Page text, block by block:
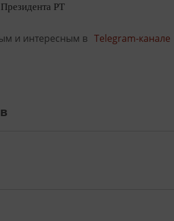
РТ
и интересным в Telegram-канале